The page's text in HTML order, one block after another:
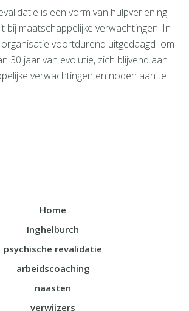
is een vorm van hulpverlening
bij maatschappelijke verwachtingen. In
voortdurend uitgedaagd om
30 jaar van evolutie, zich blijvend aan
verwachtingen en noden aan te
Home
Inghelburch
psychische revalidatie
arbeidscoaching
naasten
verwijzers